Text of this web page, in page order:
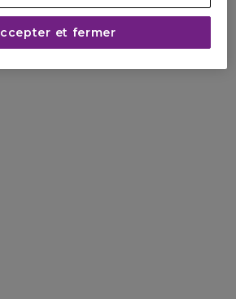
et fermer